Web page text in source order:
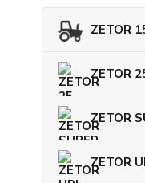
ZETOR
ZETOR
ZETOR
ZETOR